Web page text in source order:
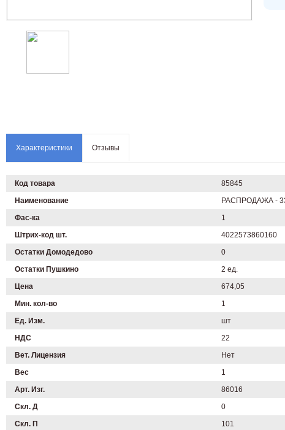
Характеристики Отзывы
Код товара
85845
Наименование
РАСПРОДАЖА -
Фас-ка
1
Штрих-код шт.
4022573860160
Остатки Домодедово
0
Остатки Пушкино
2 ед.
Цена
674,05
Мин. кол-во
1
Ед. Изм.
шт
НДС
22
Вет. Лицензия
Нет
Вес
1
Арт. Изг.
86016
Скл. Д
0
Скл. П
101